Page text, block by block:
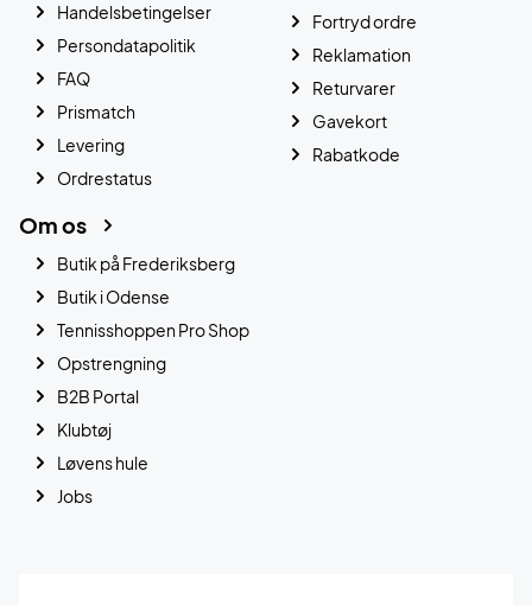
Handelsbetingelser
Persondatapolitik
FAQ
Prismatch
Levering
Ordrestatus
Fortryd ordre
Reklamation
Returvarer
Gavekort
Rabatkode
Om os
Butik på Frederiksberg
Butik i Odense
Tennisshoppen Pro Shop
Opstrengning
B2B Portal
Klubtøj
Løvens hule
Jobs